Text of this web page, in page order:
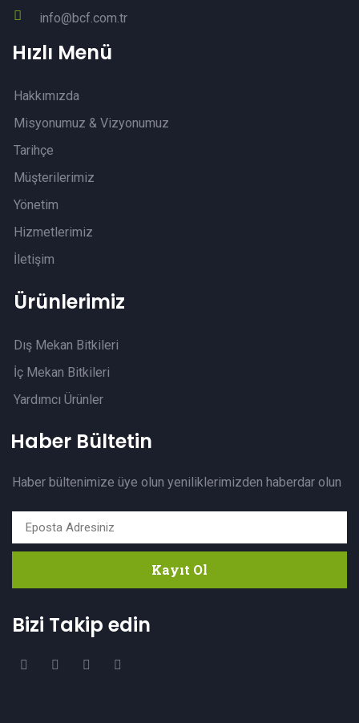
info@bcf.com.tr
Hızlı Menü
Hakkımızda
Misyonumuz & Vizyonumuz
Tarihçe
Müşterilerimiz
Yönetim
Hizmetlerimiz
İletişim
Ürünlerimiz
Dış Mekan Bitkileri
İç Mekan Bitkileri
Yardımcı Ürünler
Haber Bültetin
Haber bültenimize üye olun yeniliklerimizden haberdar olun
Kayıt Ol
Bizi Takip edin